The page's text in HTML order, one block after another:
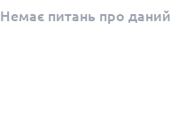
Немає питань про